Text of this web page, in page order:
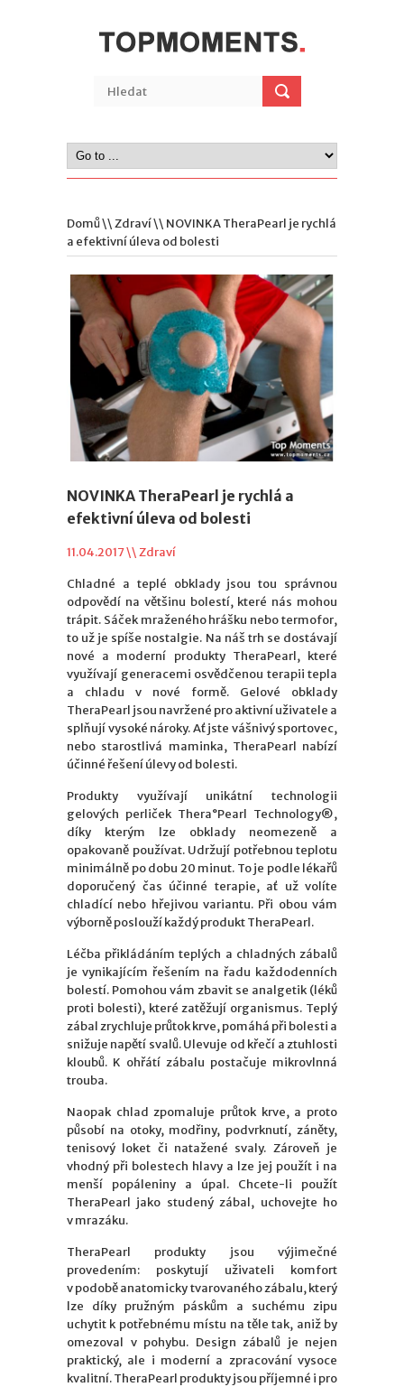
Domů\\Zdraví\\ NOVINKA TheraPearl je rychlá
a efektivní úleva od bolesti
NOVINKA TheraPearl je rychlá a
efektivní úleva od bolesti
11.04.2017 \\Zdraví
Chladné a teplé obklady jsou tou správnou
odpovědí na většinu bolestí, které nás mohou
trápit. Sáček mraženého hrášku nebo termofor,
to už je spíše nostalgie. Na náš trh se dostávají
nové a moderní produkty TheraPearl, které
využívají generacemi osvědčenou terapii tepla
a chladu v nové formě. Gelové obklady
TheraPearl jsou navržené pro aktivní uživatele a
splňují vysoké nároky. Ať jste vášnivý sportovec,
nebo starostlivá maminka, TheraPearl nabízí
účinné řešení úlevy od bolesti.
Produkty využívají unikátní technologii
gelových perliček Thera°Pearl Technology®,
díky kterým lze obklady neomezeně a
opakovaně používat. Udržují potřebnou teplotu
minimálně po dobu 20 minut. To je podle lékařů
doporučený čas účinné terapie, ať už volíte
chladící nebo hřejivou variantu. Při obou vám
výborně poslouží každý produkt TheraPearl.
Léčba přikládáním teplých a chladných zábalů
je vynikajícím řešením na řadu každodenních
bolestí. Pomohou vám zbavit se analgetik (léků
proti bolesti), které zatěžují organismus. Teplý
zábal zrychluje průtok krve, pomáhá při bolesti a
snižuje napětí svalů. Ulevuje od křečí a ztuhlosti
kloubů. K ohřátí zábalu postačuje mikrovlnná
trouba.
Naopak chlad zpomaluje průtok krve, a proto
působí na otoky, modřiny, podvrknutí, záněty,
tenisový loket či natažené svaly. Zároveň je
vhodný při bolestech hlavy a lze jej použít i na
menší popáleniny a úpal. Chcete-li použít
TheraPearl jako studený zábal, uchovejte ho
v mrazáku.
TheraPearl produkty jsou výjimečné
provedením: poskytují uživateli komfort
v podobě anatomicky tvarovaného zábalu, který
lze díky pružným páskům a suchému zipu
uchytit k potřebnému místu na těle tak, aniž by
omezoval v pohybu. Design zábalů je nejen
praktický, ale i moderní a zpracování vysoce
kvalitní. TheraPearl produkty jsou příjemné i pro